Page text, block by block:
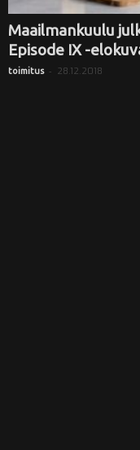
Maailmankuulu
Episode IX -
toimitus - 28.12.2018